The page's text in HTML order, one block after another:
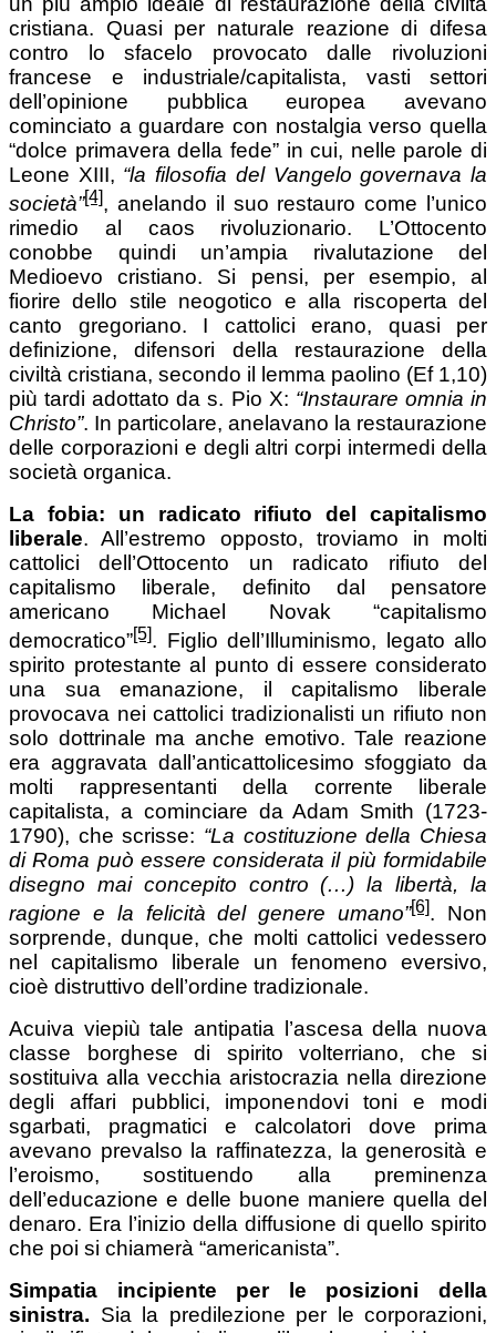
cristiana. Quasi per naturale reazione di difesa
contro lo sfacelo provocato dalle rivoluzioni
francese e industriale/capitalista, vasti settori
dell’opinione pubblica europea avevano
cominciato a guardare con nostalgia verso quella
“dolce primavera della fede” in cui, nelle parole di
Leone XIII, “la filosofia del Vangelo governava la
società”[4], anelando il suo restauro come l’unico
rimedio al caos rivoluzionario. L’Ottocento
conobbe quindi un’ampia rivalutazione del
Medioevo cristiano. Si pensi, per esempio, al
fiorire dello stile neogotico e alla riscoperta del
canto gregoriano. I cattolici erano, quasi per
definizione, difensori della restaurazione della
civiltà cristiana, secondo il lemma paolino (Ef 1,10)
più tardi adottato da s. Pio X: “Instaurare omnia in
Christo”. In particolare, anelavano la restaurazione
delle corporazioni e degli altri corpi intermedi della
società organica.
La fobia: un radicato rifiuto del capitalismo
liberale. All’estremo opposto, troviamo in molti
cattolici dell’Ottocento un radicato rifiuto del
capitalismo liberale, definito dal pensatore
americano Michael Novak “capitalismo
democratico”[5]. Figlio dell’Illuminismo, legato allo
spirito protestante al punto di essere considerato
una sua emanazione, il capitalismo liberale
provocava nei cattolici tradizionalisti un rifiuto non
solo dottrinale ma anche emotivo. Tale reazione
era aggravata dall’anticattolicesimo sfoggiato da
molti rappresentanti della corrente liberale
capitalista, a cominciare da Adam Smith (1723-
1790), che scrisse: “La costituzione della Chiesa
di Roma può essere considerata il più formidabile
disegno mai concepito contro (…) la libertà, la
ragione e la felicità del genere umano”[6]. Non
sorprende, dunque, che molti cattolici vedessero
nel capitalismo liberale un fenomeno eversivo,
cioè distruttivo dell’ordine tradizionale.
Acuiva viepiù tale antipatia l’ascesa della nuova
classe borghese di spirito volterriano, che si
sostituiva alla vecchia aristocrazia nella direzione
degli affari pubblici, imponendovi toni e modi
sgarbati, pragmatici e calcolatori dove prima
avevano prevalso la raffinatezza, la generosità e
l’eroismo, sostituendo alla preminenza
dell’educazione e delle buone maniere quella del
denaro. Era l’inizio della diffusione di quello spirito
che poi si chiamerà “americanista”.
Simpatia incipiente per le posizioni della
sinistra. Sia la predilezione per le corporazioni,